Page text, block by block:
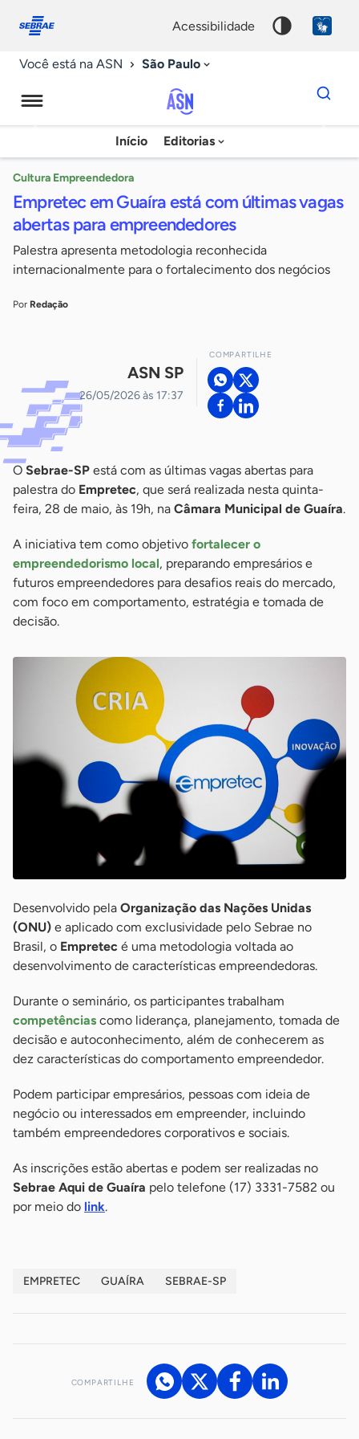
conosco
acessibilidade
Você está na ASN São Paulo
Agência
Sebrae
Notícias
Início Editorias
Dados
para
chave
Cultura Empreendedora
Empretec em Guaíra está com últimas vagas
abertas para empreendedores
Palestra apresenta metodologia reconhecida
internacionalmente para o fortalecimento dos negócios
Por Redação
ASN SP
26/05/2026 às 17:37
COMPARTILHE
O Sebrae-SP está com as últimas vagas abertas para
palestra do Empretec, que será realizada nesta quinta-
feira, 28 de maio, às 19h, na Câmara Municipal de Guaíra.
A iniciativa tem como objetivo fortalecer o
empreendedorismo local, preparando empresários e
futuros empreendedores para desafios reais do mercado,
com foco em comportamento, estratégia e tomada de
decisão.
Desenvolvido pela Organização das Nações Unidas
(ONU) e aplicado com exclusividade pelo Sebrae no
Brasil, o Empretec é uma metodologia voltada ao
desenvolvimento de características empreendedoras.
Durante o seminário, os participantes trabalham
competências como liderança, planejamento, tomada de
decisão e autoconhecimento, além de conhecerem as
dez características do comportamento empreendedor.
Podem participar empresários, pessoas com ideia de
negócio ou interessados em empreender, incluindo
também empreendedores corporativos e sociais.
As inscrições estão abertas e podem ser realizadas no
Sebrae Aqui de Guaíra pelo telefone (17) 3331-7582 ou
por meio do link.
EMPRETEC GUAÍRA SEBRAE-SP
COMPARTILHE